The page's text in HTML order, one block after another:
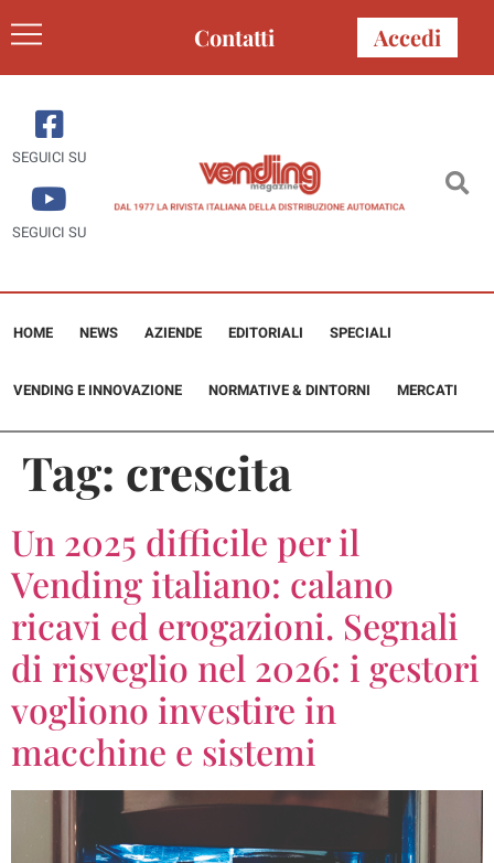
Contatti Accedi
SEGUICI SU
SEGUICI SU
HOME NEWS AZIENDE EDITORIALI SPECIALI
VENDING E INNOVAZIONE NORMATIVE & DINTORNI MERCATI
Tag: crescita
Un 2025 difficile per il
Vending italiano: calano
ricavi ed erogazioni. Segnali
di risveglio nel 2026: i gestori
vogliono investire in
macchine e sistemi